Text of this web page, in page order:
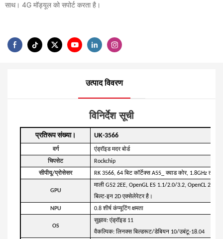
साथ। 4G मॉड्यूल को सपोर्ट करता है।
उत्पाद विवरण
विनिर्देश सूची
प्रतिरूप संख्या। UK-3566
वर्ग
एंड्रॉइड मदर बोर्ड
चिपसेट
Rockchip
सीपीयू/प्रोसेसर
RK 3566, 64 बिट कॉर्टेक्स A55_ क्वाड कोर, 1.8GHz तक
GPU
माली G52 2EE, OpenGL ES 1.1/2.0/3.2, OpenCL 2.0,
बिल्ट-इन 2D एक्सेलेरेटर है।
NPU
0.8 शीर्ष कंप्यूटिंग क्षमता
OS
सुझाव: एंड्रॉइड 11
वैकल्पिक: लिनक्स बिल्डरूट/डेबियन 10/उबंटू-18.04